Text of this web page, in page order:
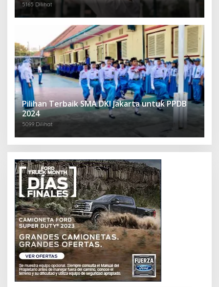
5165 Dilihat
Pilihan Terbaik SMA DKI Jakarta untuk PPDB
2024
5099 Dilihat